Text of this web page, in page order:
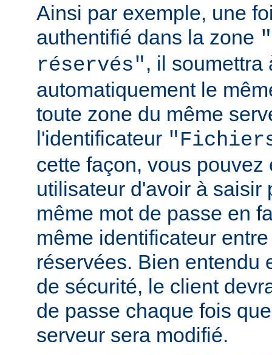
Ainsi par exemple, une
authentifié dans la zone
réservés", il soumettra
automatiquement le
toute zone du même
l'identificateur
cette façon, vous pouvez
utilisateur d'avoir à saisir
même mot de passe en
même identificateur
réservées. Bien entendu
de sécurité, le client
de passe chaque fois
serveur sera modifié.